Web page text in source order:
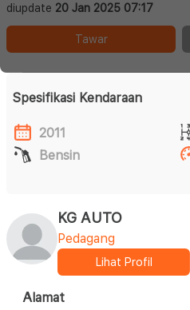
diupdate 20 Jan 2025 07:17
Tawar
Spesifikasi Kendaraan
2011
Bensin
KG AUTO
Pedagang
Lihat Profil
Alamat